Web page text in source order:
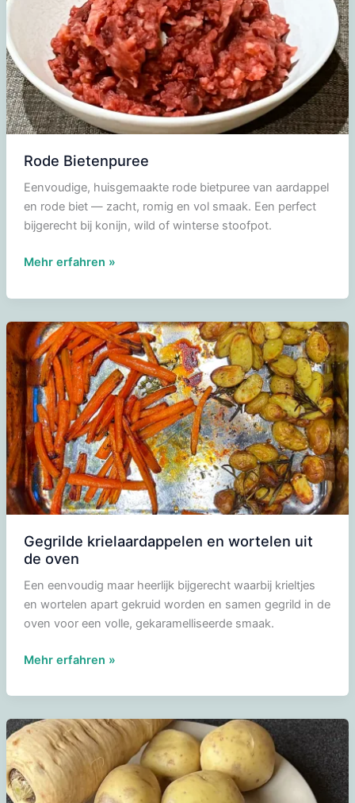
Rode Bietenpuree
Eenvoudige, huisgemaakte rode bietpuree van aardappel
en rode biet — zacht, romig en vol smaak. Een perfect
bijgerecht bij konijn, wild of winterse stoofpot.
Rode
Mehr erfahren »
Gegrilde krielaardappelen en wortelen uit
de oven
Een eenvoudig maar heerlijk bijgerecht waarbij krieltjes
en wortelen apart gekruid worden en samen gegrild in de
oven voor een volle, gekaramelliseerde smaak.
Gegrilde
en
wortelen
uit
de
oven
Mehr erfahren »